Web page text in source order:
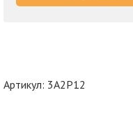
Артикул: 3A2P12